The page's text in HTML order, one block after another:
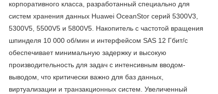
корпоративного класса, разработанный специально для
систем хранения данных Huawei OceanStor серий 5300V3,
5300V5, 5500V5 и 5800V5. Накопитель с частотой вращения
шпинделя 10 000 об/мин и интерфейсом SAS 12 Гбит/с
обеспечивает минимальную задержку и высокую
производительность для задач с интенсивным вводом-
выводом, что критически важно для баз данных,
виртуализации и транзакционных систем. Увеличенный